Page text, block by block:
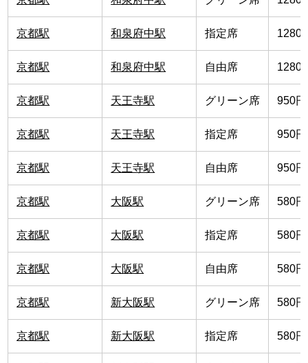
京都駅 和泉府中駅 指定席 1280
京都駅 和泉府中駅 自由席 1280
京都駅 天王寺駅 グリーン席 950円
京都駅 天王寺駅 指定席 950円
京都駅 天王寺駅 自由席 950円
京都駅 大阪駅 グリーン席 580円
京都駅 大阪駅 指定席 580円
京都駅 大阪駅 自由席 580円
京都駅 新大阪駅 グリーン席 580円
京都駅 新大阪駅 指定席 580円